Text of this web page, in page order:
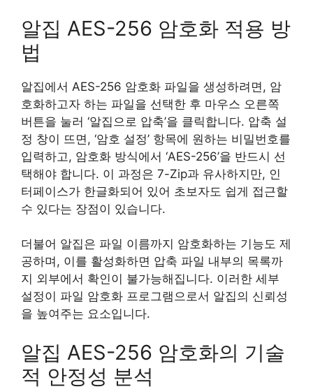
알집 AES-256 암호화 적용 방
법
알집에서 AES-256 암호화 파일을 생성하려면, 암
호화하고자 하는 파일을 선택한 후 마우스 오른쪽
버튼을 눌러 ‘알집으로 압축’을 클릭합니다. 압축 설
정 창이 뜨면, ‘암호 설정’ 항목에 원하는 비밀번호를
입력하고, 암호화 방식에서 ‘AES-256’을 반드시 선
택해야 합니다. 이 과정은 7-Zip과 유사하지만, 인
터페이스가 한글화되어 있어 초보자도 쉽게 접근할
수 있다는 장점이 있습니다.
더불어 알집은 파일 이름까지 암호화하는 기능도 제
공하며, 이를 활성화하면 압축 파일 내부의 목록까
지 외부에서 확인이 불가능해집니다. 이러한 세부
설정이 파일 암호화 프로그램으로서 알집의 신뢰성
을 높여주는 요소입니다.
알집 AES-256 암호화의 기술
적 안정성 분석